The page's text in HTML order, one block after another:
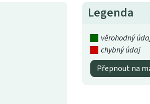
Legenda
věrohodný
chybný údaj
Přepnout na